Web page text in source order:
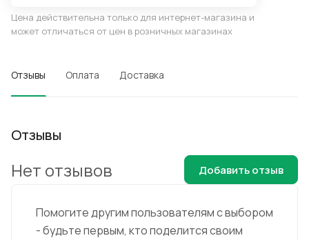
Цена действительна только для интернет-магазина и
может отличаться от цен в розничных магазинах
Отзывы Оплата Доставка
Отзывы
Помогите другим пользователям с выбором
- будьте первым, кто поделится своим
Нет отзывов Добавить отзыв